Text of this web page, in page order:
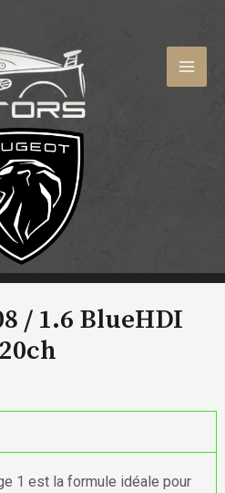
/ 1.6 BlueHDI
1 est la formule idéale pour